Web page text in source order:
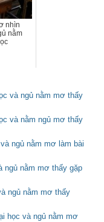
nhìn
nằm
và ngủ nằm mơ thấy
và nằm ngủ mơ thấy
ngủ nằm mơ làm bài
ngủ nằm mơ thấy gặp
ngủ nằm mơ thấy
học và ngủ nằm mơ